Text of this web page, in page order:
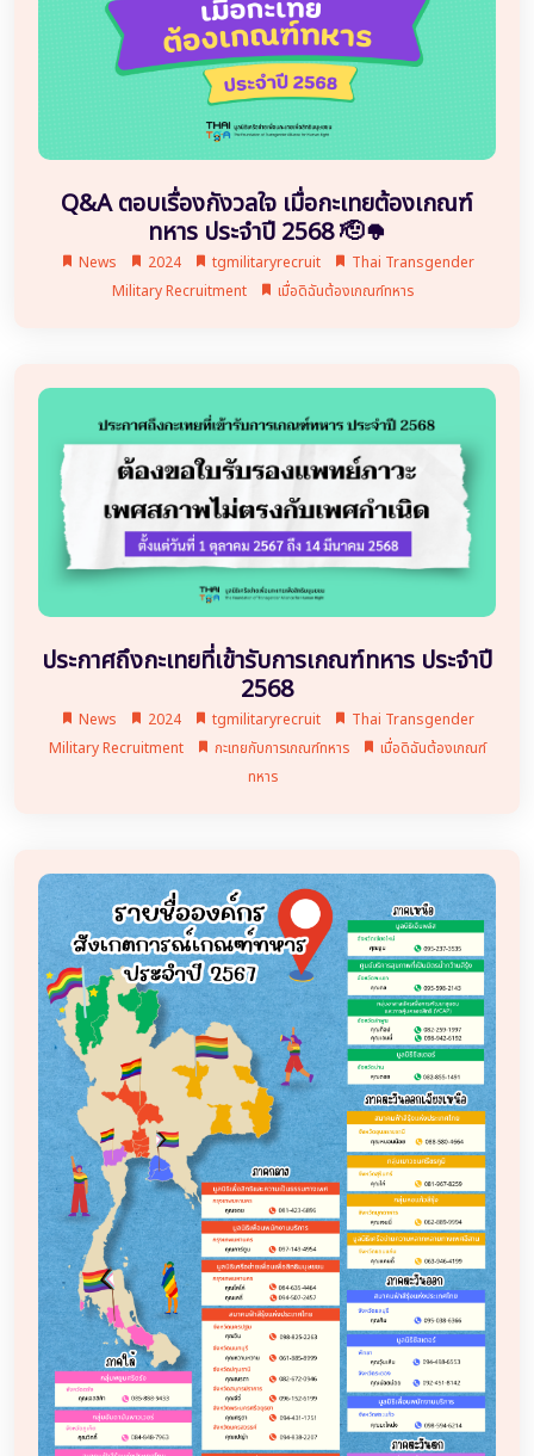
Q&A ตอบเรื่องกังวลใจ เมื่อกะเทยต้องเกณฑ์
ทหาร ประจำปี 2568 🫡🪖
News 2024 tgmilitaryrecruit
Thai Transgender
Military Recruitment
เมื่อดิฉันต้องเกณฑ์ทหาร
ประกาศถึงกะเทยที่เข้ารับการเกณฑ์ทหาร ประจำปี
2568
News 2024 tgmilitaryrecruit
Thai Transgender
Military Recruitment
กะเทยกับการเกณฑ์ทหาร
เมื่อดิฉันต้องเกณฑ์
ทหาร